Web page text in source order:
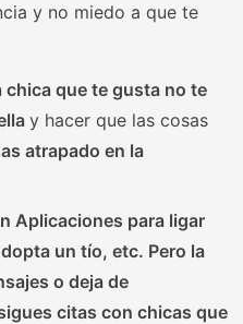
y no miedo a que te
que te gusta no te
y hacer que las cosas
atrapado en la
Aplicaciones para ligar
un tío, etc. Pero la
o deja de
citas con chicas que